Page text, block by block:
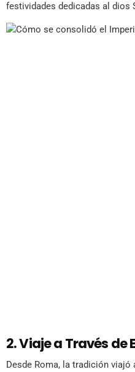
festividades dedicadas al dios
2. Viaje a Través de
Desde Roma, la tradición viajó